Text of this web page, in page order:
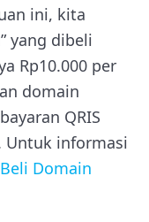
ini, kita
yang dibeli
Rp10.000 per
domain
QRIS
Untuk informasi
Domain